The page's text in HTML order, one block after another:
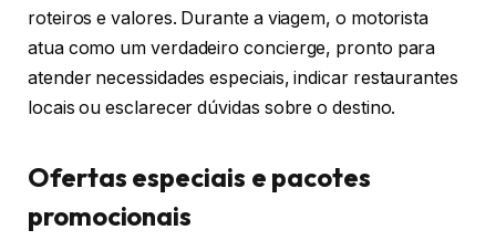
roteiros e valores. Durante a viagem, o motorista
atua como um verdadeiro concierge, pronto para
atender necessidades especiais, indicar restaurantes
locais ou esclarecer dúvidas sobre o destino.
Ofertas especiais e pacotes
promocionais